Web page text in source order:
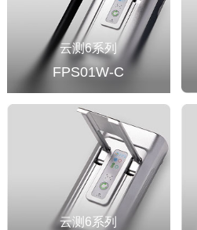
云测6系列
FPS01W-C
云测6系列